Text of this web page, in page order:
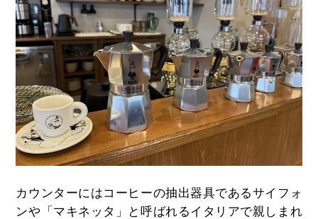
カウンターにはコーヒーの抽出器具であるサイフォ
ンや「マキネッタ」と呼ばれるイタリアで親しまれ